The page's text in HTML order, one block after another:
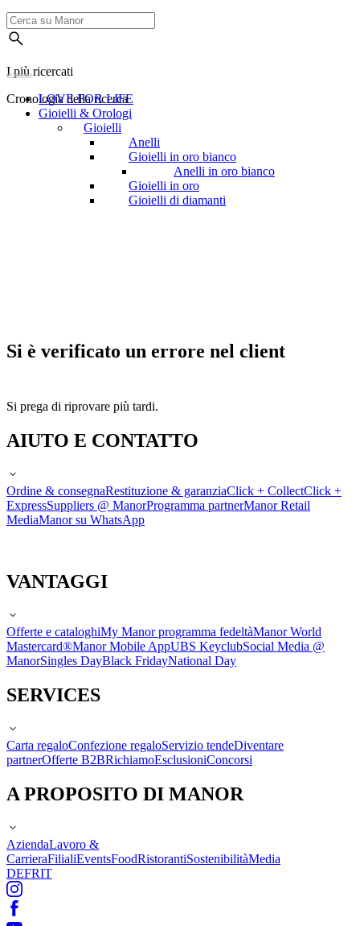
I più ricercati
Cronologia della ricerca
LOVE FOR LIFE
Gioielli & Orologi
Gioielli
Anelli
Gioielli in oro bianco
Anelli in oro bianco
Gioielli in oro
Gioielli di diamanti
Si è verificato un errore nel client
Si prega di riprovare più tardi.
AIUTO E CONTATTO
Ordine & consegnaRestituzione & garanziaClick + CollectClick +
ExpressSuppliers @ ManorProgramma partnerManor Retail
MediaManor su WhatsApp
VANTAGGI
Offerte e cataloghiMy Manor programma fedeltàManor World
Mastercard®Manor Mobile AppUBS KeyclubSocial Media @
ManorSingles DayBlack FridayNational Day
SERVICES
Carta regaloConfezione regaloServizio tendeDiventare
partnerOfferte B2BRichiamoEsclusioniConcorsi
A PROPOSITO DI MANOR
AziendaLavoro &
CarrieraFilialiEventsFoodRistorantiSostenibilitàMedia
DEFRIT